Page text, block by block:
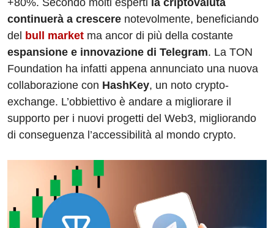
k
+80%. Secondo molti esperti la criptovaluta
continuerà a crescere notevolmente, beneficiando
del bull market ma ancor di più della costante
espansione e innovazione di Telegram. La TON
Foundation ha infatti appena annunciato una nuova
collaborazione con HashKey, un noto crypto-
exchange. L’obbiettivo è andare a migliorare il
supporto per i nuovi progetti del Web3, migliorando
di conseguenza l’accessibilità al mondo crypto.